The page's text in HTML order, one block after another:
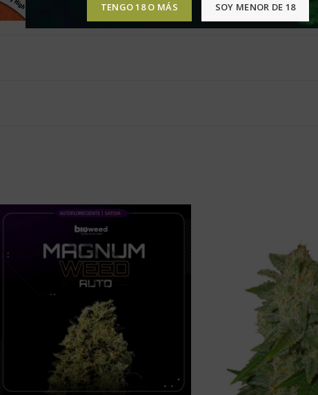
TENGO 18 O MÁS SOY MENOR DE 18